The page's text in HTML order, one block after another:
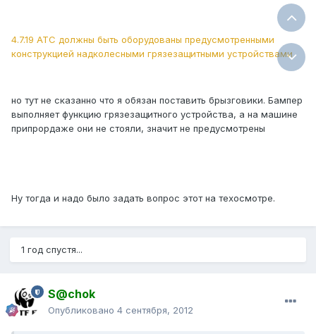
4.7.19 АТС должны быть оборудованы предусмотренными
конструкцией надколесными грязезащитными устройствами
но тут не сказанно что я обязан поставить брызговики. Бампер
выполняет функцию грязезащитного устройства, а на машине
припрордаже они не стояли, значит не предусмотрены
Ну тогда и надо было задать вопрос этот на техосмотре.
1 год спустя...
S@chok
Опубликовано 4 сентября, 2012